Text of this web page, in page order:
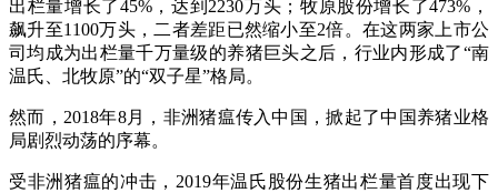
出栏量增长了45%，达到2230万头；牧原股份增长了473%，
飙升至1100万头，二者差距已然缩小至2倍。在这两家上市公
司均成为出栏量千万量级的养猪巨头之后，行业内形成了“南
温氏、北牧原”的“双子星”格局。
然而，2018年8月，非洲猪瘟传入中国，掀起了中国养猪业格
局剧烈动荡的序幕。
受非洲猪瘟的冲击，2019年温氏股份生猪出栏量首度出现下